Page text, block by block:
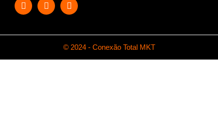
© 2024 - Conexão Total MKT